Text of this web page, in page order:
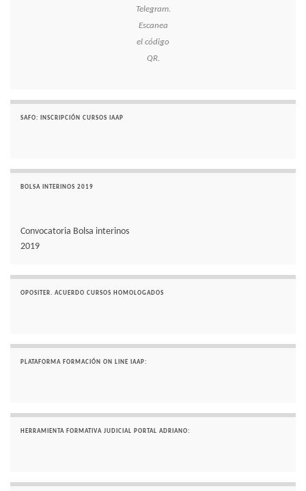
Telegram.
Escanea
el código
QR.
SAFO: INSCRIPCIÓN CURSOS IAAP
BOLSA INTERINOS 2019
Convocatoria Bolsa interinos
2019
OPOSITER. ACUERDO CURSOS HOMOLOGADOS
PLATAFORMA FORMACIÓN ON LINE IAAP:
HERRAMIENTA FORMATIVA JUDICIAL PORTAL ADRIANO: